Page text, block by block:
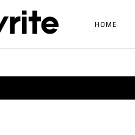
HOME